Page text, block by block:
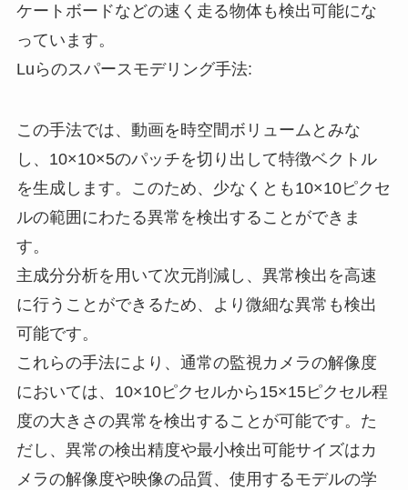
ケートボードなどの速く走る物体も検出可能にな
っています。
Luらのスパースモデリング手法:
この手法では、動画を時空間ボリュームとみな
し、10×10×5のパッチを切り出して特徴ベクトル
を生成します。このため、少なくとも10×10ピクセ
ルの範囲にわたる異常を検出することができま
す。
主成分分析を用いて次元削減し、異常検出を高速
に行うことができるため、より微細な異常も検出
可能です。
これらの手法により、通常の監視カメラの解像度
においては、10×10ピクセルから15×15ピクセル程
度の大きさの異常を検出することが可能です。た
だし、異常の検出精度や最小検出可能サイズはカ
メラの解像度や映像の品質、使用するモデルの学